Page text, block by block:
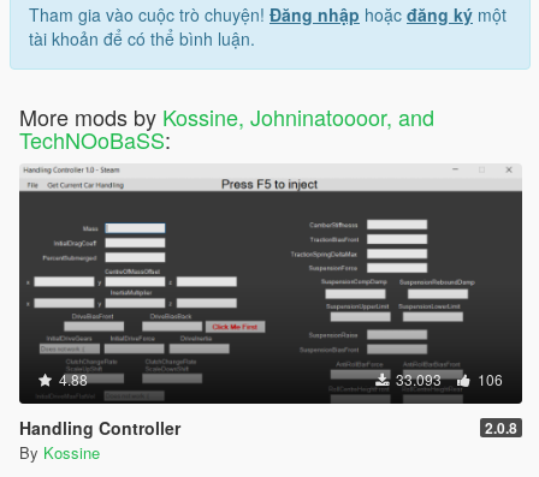
Tham gia vào cuộc trò chuyện! Đăng nhập hoặc đăng ký một
tài khoản để có thể bình luận.
More mods by Kossine, Johninatoooor, and
TechNOoBaSS:
4.88 33.093 106
Handling Controller 2.0.8
By Kossine